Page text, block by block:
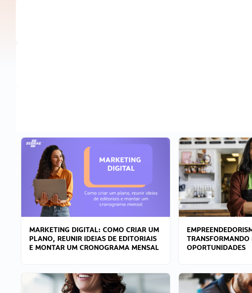
MARKETING DIGITAL: COMO CRIAR UM
PLANO, REUNIR IDEIAS DE EDITORIAIS
E MONTAR UM CRONOGRAMA MENSAL
TRANSFORMANDO
OPORTUNIDADES